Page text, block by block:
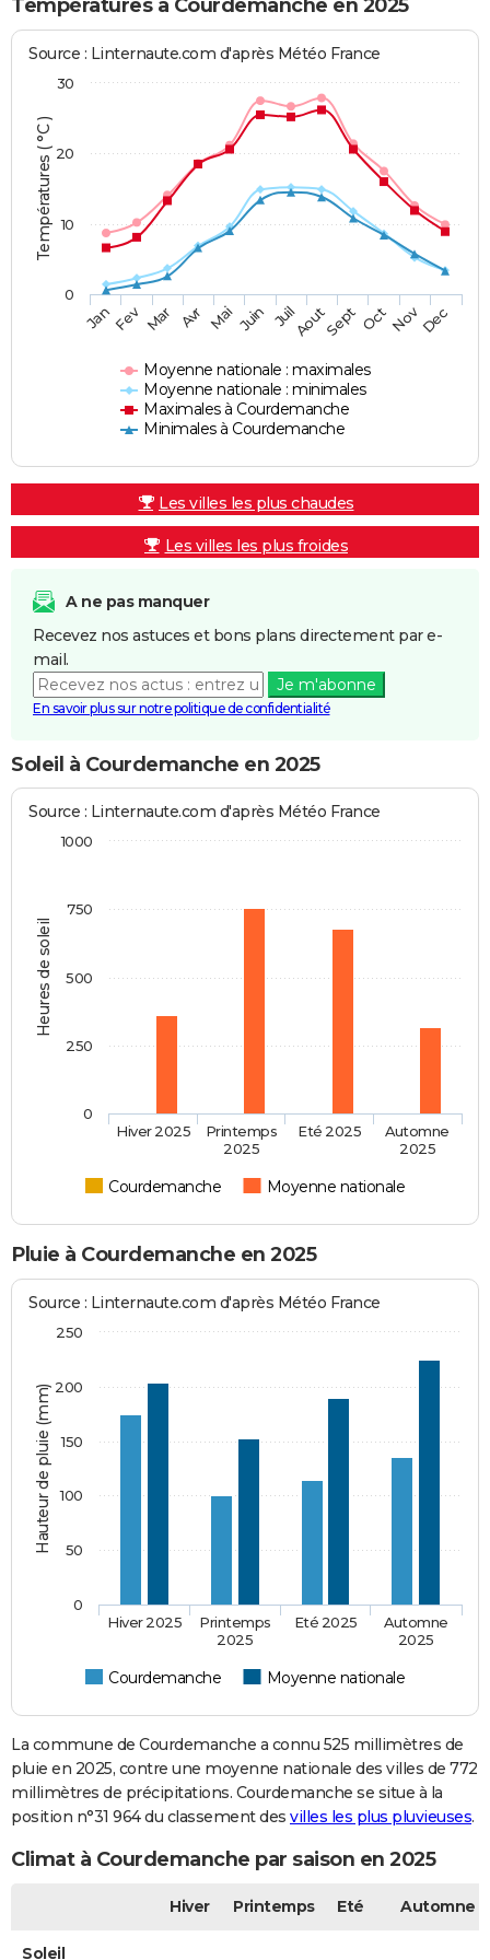
Températures à Courdemanche en 2025
Températures ( °C )
Source : Linternaute.com d'après Météo France
Moyenne nationale : maximales
Moyenne nationale : minimales
Maximales à Courdemanche
Minimales à Courdemanche
JanFev Mar Avr Mai Juin JuilAoutSept OctNovDec
0
10
20
30
Les villes les plus chaudes
Les villes les plus froides
A ne pas manquer
Recevez nos astuces et bons plans directement par e-
mail.
Je m'abonne
En savoir plus sur notre politique de confidentialité
Soleil à Courdemanche en 2025
Heures de soleil
Source : Linternaute.com d'après Météo France
Courdemanche Moyenne nationale
Hiver 2025
Printemps
2025
Eté 2025
Automne
2025
0
250
500
750
1000
Pluie à Courdemanche en 2025
Hauteur de pluie (mm)
Source : Linternaute.com d'après Météo France
Courdemanche Moyenne nationale
Hiver 2025
Printemps
2025
Eté 2025
Automne
2025
0
50
100
150
200
250
La commune de Courdemanche a connu 525 millimètres de
pluie en 2025, contre une moyenne nationale des villes de 772
millimètres de précipitations. Courdemanche se situe à la
position n°31 964 du classement des villes les plus pluvieuses.
Climat à Courdemanche par saison en 2025
Hiver Printemps Eté Automne
Soleil